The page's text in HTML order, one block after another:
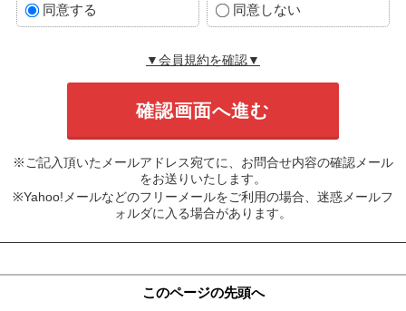
同意する 同意しない
▼会員規約を確認▼
※ご記入頂いたメールアドレス宛てに、お問合せ内容の確認メール
をお送りいたします。
※Yahoo!メールなどのフリーメールをご利用の場合、迷惑メールフ
ォルダに入る場合があります。
このページの先頭へ